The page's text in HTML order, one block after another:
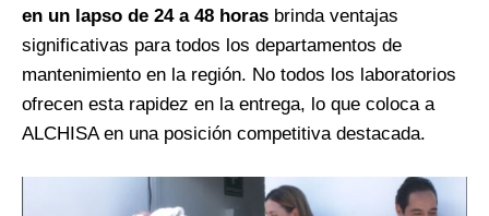
en un lapso de 24 a 48 horas brinda ventajas
significativas para todos los departamentos de
mantenimiento en la región. No todos los laboratorios
ofrecen esta rapidez en la entrega, lo que coloca a
ALCHISA en una posición competitiva destacada.